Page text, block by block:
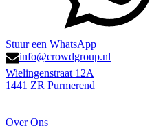
Stuur een WhatsApp
info@crowdgroup.nl
Wielingenstraat 12A
1441 ZR Purmerend
Over Ons